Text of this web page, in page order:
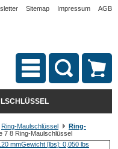
Sitemap Impressum AGB
Ring-Maulschlüssel
Ring-
7 8 Ring-Maulschlüssel